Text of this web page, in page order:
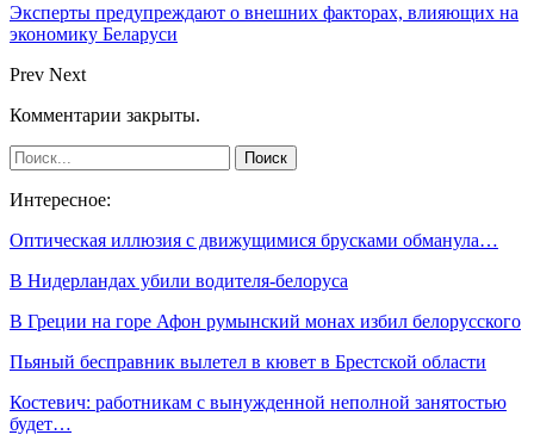
Эксперты предупреждают о внешних факторах, влияющих на
экономику Беларуси
Prev Next
Комментарии закрыты.
Интересное:
Оптическая иллюзия с движущимися брусками обманула…
В Нидерландах убили водителя-белоруса
В Греции на горе Афон румынский монах избил белорусского
Пьяный бесправник вылетел в кювет в Брестской области
Костевич: работникам с вынужденной неполной занятостью
будет…